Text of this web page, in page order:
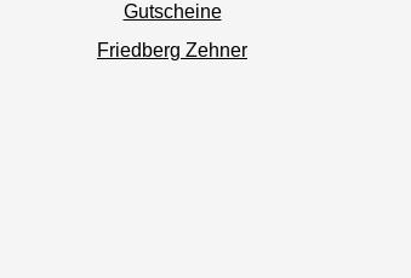
Gutscheine
Friedberg Zehner